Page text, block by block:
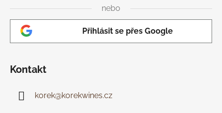
nebo
Přihlásit se přes Google
Kontakt
korek@korekwines.cz